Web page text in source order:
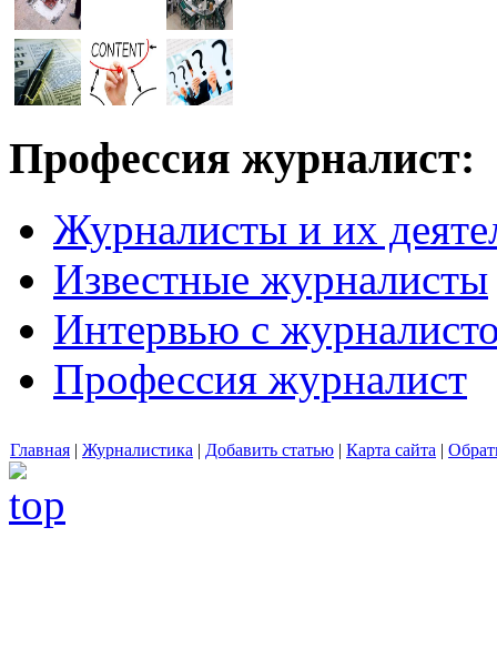
Профессия журналист:
Журналисты и их
Известные журналисты
Интервью с
Профессия журналист
Главная | Журналистика | Добавить статью | Карта сайта |